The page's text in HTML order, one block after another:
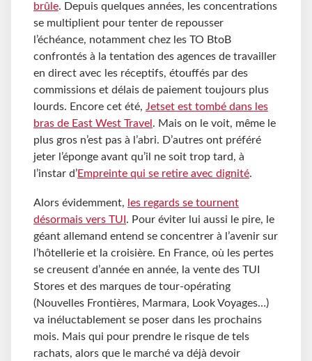
brûle. Depuis quelques années, les concentrations
se multiplient pour tenter de repousser
l’échéance, notamment chez les TO BtoB
confrontés à la tentation des agences de travailler
en direct avec les réceptifs, étouffés par des
commissions et délais de paiement toujours plus
lourds. Encore cet été, Jetset est tombé dans les
bras de East West Travel . Mais on le voit, même le
plus gros n’est pas à l’abri. D’autres ont préféré
jeter l’éponge avant qu’il ne soit trop tard, à
l’instar d’Empreinte qui se retire avec dignité.
Alors évidemment, les regards se tournent
désormais vers TUI . Pour éviter lui aussi le pire, le
géant allemand entend se concentrer à l’avenir sur
l’hôtellerie et la croisière. En France, où les pertes
se creusent d’année en année, la vente des TUI
Stores et des marques de tour-opérating
(Nouvelles Frontières, Marmara, Look Voyages…)
va inéluctablement se poser dans les prochains
mois. Mais qui pour prendre le risque de tels
rachats, alors que le marché va déjà devoir